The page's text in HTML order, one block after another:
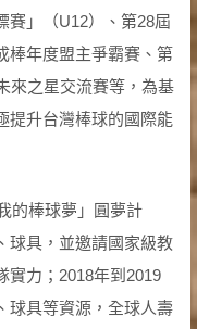
賽」（U12）、第28屆
棒年度盟主爭霸賽、第
來之星交流賽等，為基
提升台灣棒球的國際能
的棒球夢」圓夢計
球具，並邀請國家級教
實力；2018年到2019
球具等資源，全球人壽